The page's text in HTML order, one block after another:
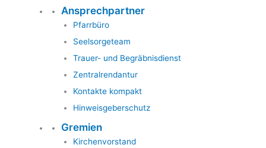
Ansprechpartner
Pfarrbüro
Seelsorgeteam
Trauer- und Begräbnisdienst
Zentralrendantur
Kontakte kompakt
Hinweisgeberschutz
Gremien
Kirchenvorstand